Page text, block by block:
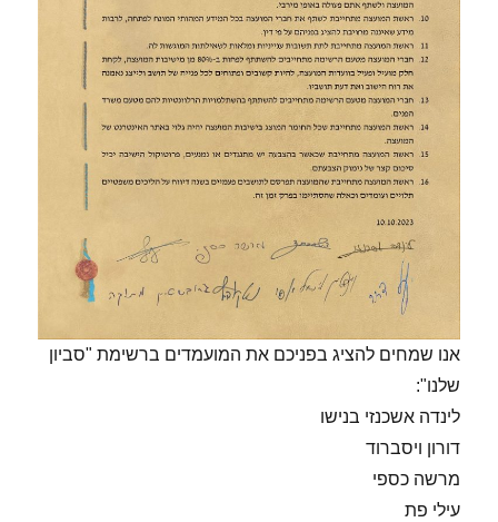
אנו שמחים להציג בפניכם את המועמדים ברשימת "סביון
שלנו":
לינדה אשכנזי בנישו
דורון ויסברוד
מרשה כספי
עילי פת